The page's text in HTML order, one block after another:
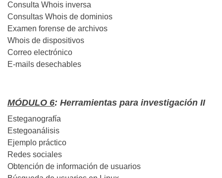
Consulta Whois inversa
Consultas Whois de dominios
Examen forense de archivos
Whois de dispositivos
Correo electrónico
E-mails desechables
MÓDULO 6: Herramientas para investigación II
Esteganografía
Estegoanálisis
Ejemplo práctico
Redes sociales
Obtención de información de usuarios